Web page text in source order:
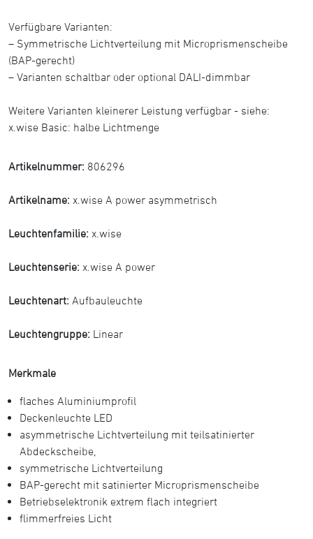
Verfügbare Varianten:
– Symmetrische Lichtverteilung mit Microprismenscheibe
(BAP-gerecht)
– Varianten schaltbar oder optional DALI-dimmbar
Weitere Varianten kleinerer Leistung verfügbar - siehe:
x.wise Basic: halbe Lichtmenge
Artikelnummer: 806296
Artikelname: x.wise A power asymmetrisch
Leuchtenfamilie: x.wise
Leuchtenserie: x.wise A power
Leuchtenart: Aufbauleuchte
Leuchtengruppe: Linear
Merkmale
flaches Aluminiumprofil
Deckenleuchte LED
asymmetrische Lichtverteilung mit teilsatinierter
Abdeckscheibe,
symmetrische Lichtverteilung
BAP-gerecht mit satinierter Microprismenscheibe
Betriebselektronik extrem flach integriert
flimmerfreies Licht